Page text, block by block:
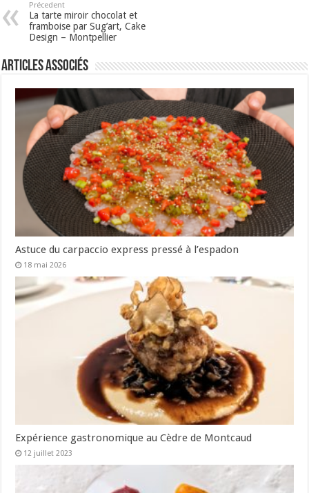
Précedent
La tarte miroir chocolat et
framboise par Sug’art, Cake
Design – Montpellier
Articles associés
Astuce du carpaccio express pressé à l’espadon
18 mai 2026
Expérience gastronomique au Cèdre de Montcaud
12 juillet 2023